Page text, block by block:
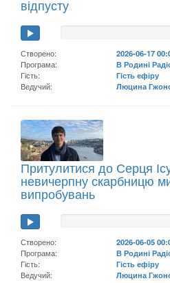
відпусту
Створено:
2026-06-17
Програма:
В Родині
Гість:
Гість ефіру
Ведучий:
Люцина
Притулитися до Серця
невичерпну скарбницю
випробувань
Створено:
2026-06-05
Програма:
В Родині
Гість:
Гість ефіру
Ведучий:
Люцина